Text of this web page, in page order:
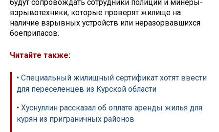
будут сопровождать сотрудники полиции и минеры-
взрывотехники, которые проверят жилище на
наличие взрывных устройств или неразорвавшихся
боеприпасов.
Читайте также:
• Специальный жилищный сертификат хотят ввести
для переселенцев из Курской области
• Хуснуллин рассказал об оплате аренды жилья для
курян из приграничных районов